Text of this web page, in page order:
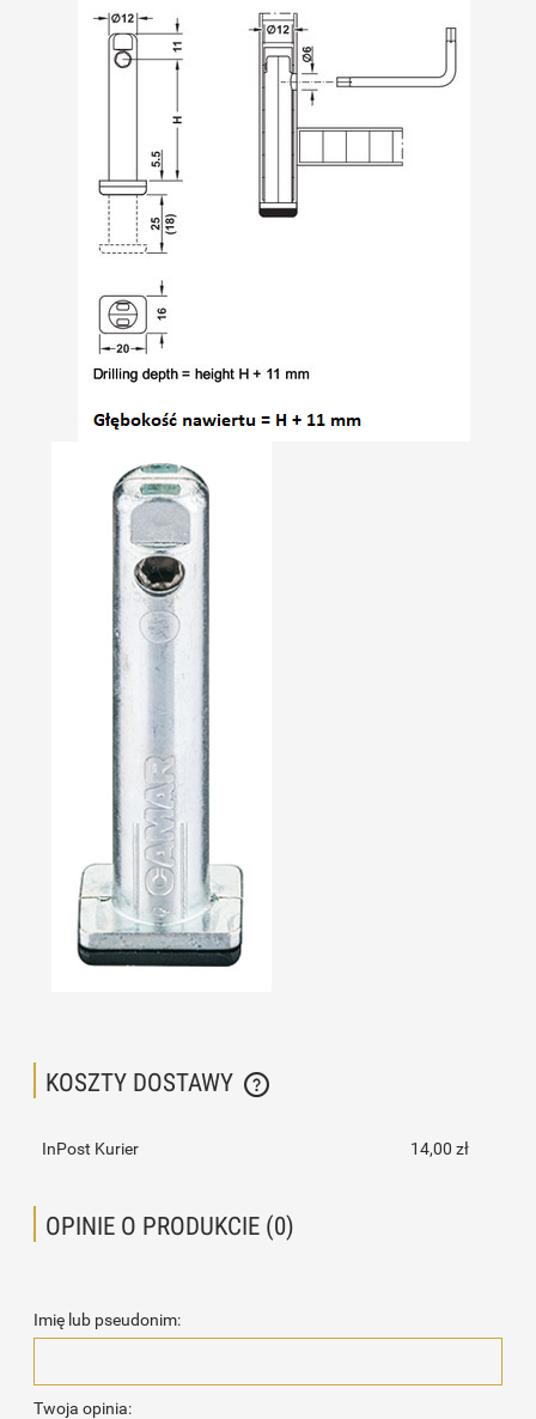
KOSZTY DOSTAWY
CENA NIE ZAWIERA EWENTUALNYCH KOSZTÓW PŁATNOŚCI
InPost Kurier 14,00 zł
OPINIE O PRODUKCIE (0)
Imię lub pseudonim:
Twoja opinia: